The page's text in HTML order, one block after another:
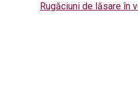
Rugăciuni de lăsare în